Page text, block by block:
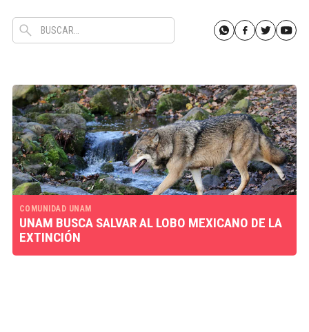
COMUNIDAD UNAM
UNAM BUSCA SALVAR AL LOBO MEXICANO DE LA
EXTINCIÓN